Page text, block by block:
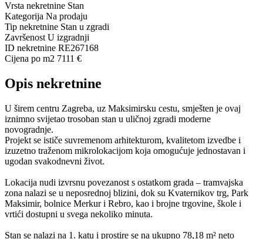
Vrsta nekretnine Stan
Kategorija Na prodaju
Tip nekretnine Stan u zgradi
Završenost U izgradnji
ID nekretnine RE267168
Cijena po m2 7111 €
Opis nekretnine
U širem centru Zagreba, uz Maksimirsku cestu, smješten je ovaj
iznimno svijetao trosoban stan u uličnoj zgradi moderne
novogradnje.
Projekt se ističe suvremenom arhitekturom, kvalitetom izvedbe i
izuzetno traženom mikrolokacijom koja omogućuje jednostavan i
ugodan svakodnevni život.
Lokacija nudi izvrsnu povezanost s ostatkom grada – tramvajska
zona nalazi se u neposrednoj blizini, dok su Kvaternikov trg, Park
Maksimir, bolnice Merkur i Rebro, kao i brojne trgovine, škole i
vrtići dostupni u svega nekoliko minuta.
Stan se nalazi na 1. katu i prostire se na ukupno 78,18 m² neto